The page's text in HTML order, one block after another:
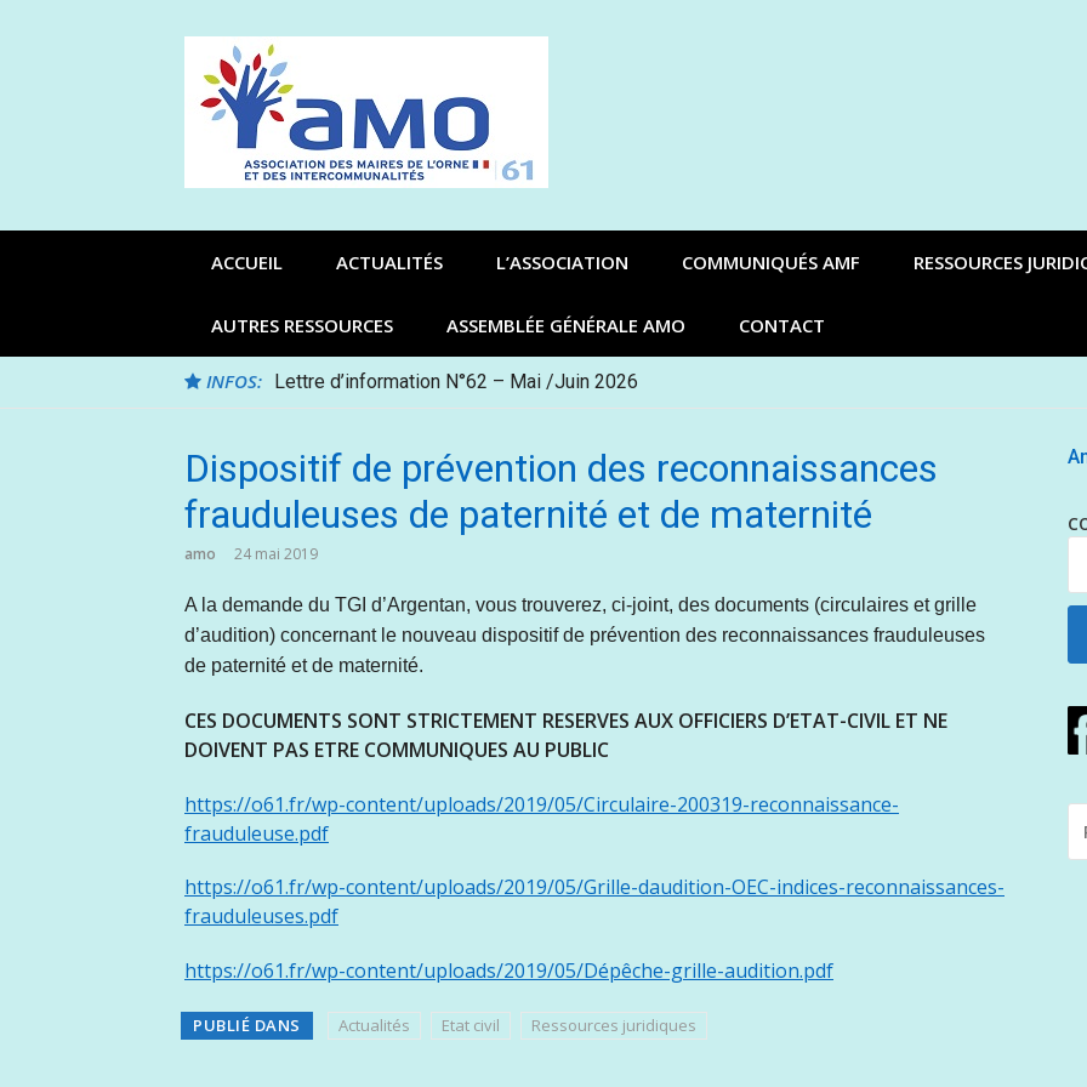
ACCUEIL ACTUALITÉS L’ASSOCIATION COMMUNIQUÉS AMF RESSOURCES
AUTRES RESSOURCES ASSEMBLÉE GÉNÉRALE AMO CONTACT
INFOS: Lettre d’information N°62 – Mai /Juin 2026
Dispositif de prévention des reconnaissances
frauduleuses de paternité et de maternité
amo 24 mai 2019
A la demande du TGI d’Argentan, vous trouverez, ci-joint, des documents (circulaires et grille
d’audition) concernant le nouveau dispositif de prévention des reconnaissances frauduleuses
de paternité et de maternité.
CES DOCUMENTS SONT STRICTEMENT RESERVES AUX OFFICIERS D’ETAT-CIVIL ET NE
DOIVENT PAS ETRE COMMUNIQUES AU PUBLIC
https://o61.fr/wp-content/uploads/2019/05/Circulaire-200319-reconnaissance-
frauduleuse.pdf
https://o61.fr/wp-content/uploads/2019/05/Grille-daudition-OEC-indices-reconnaissances-
frauduleuses.pdf
https://o61.fr/wp-content/uploads/2019/05/Dépêche-grille-audition.pdf
PUBLIÉ DANS Actualités Etat civil Ressources juridiques
: